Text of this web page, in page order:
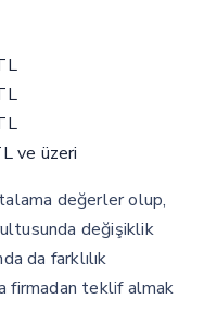
ve üzeri
değerler olup,
değişiklik
da farklılık
firmadan teklif almak